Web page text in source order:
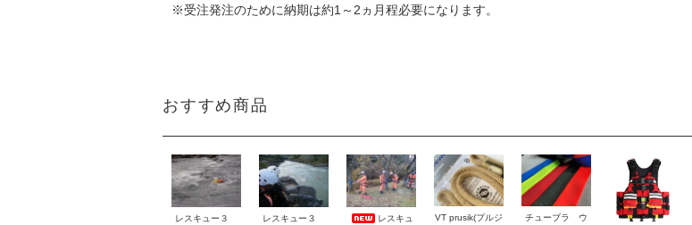
※受注発注のために納期は約1～2ヵ月程必要になります。
おすすめ商品
レスキュー３
レスキュー３
レスキュ
VT prusik(プルジ
チューブラ ウ